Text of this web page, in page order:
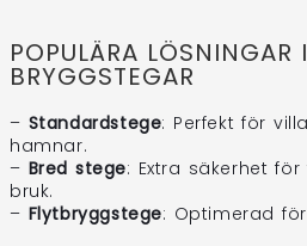
POPULÄRA LÖSNINGAR
BRYGGSTEGAR
– Standardstege: Perfekt för
hamnar.
– Bred stege: Extra säkerhet
bruk.
– Flytbryggstege: Optimerad